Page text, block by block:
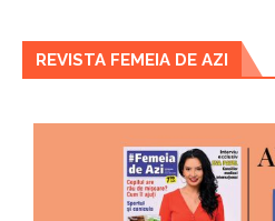
REVISTA FEMEIA DE AZI